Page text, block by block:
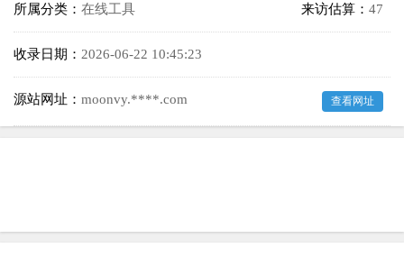
所属分类： 在线工具 来访估算： 47
收录日期： 2026-06-22 10:45:23
源站网址： moonvy.****.com 查看网址